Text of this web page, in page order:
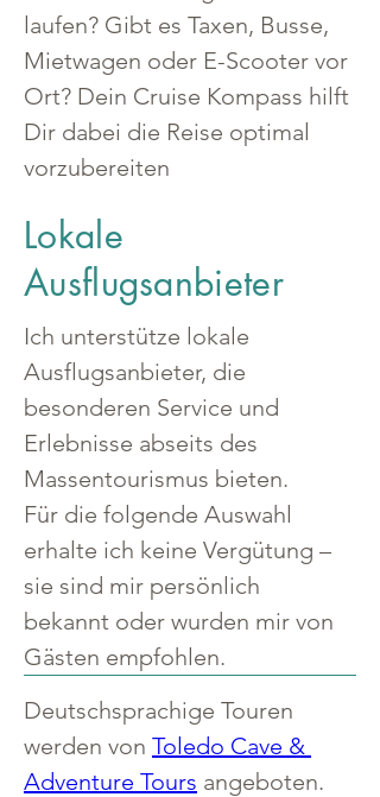
laufen? Gibt es Taxen, Busse,
Mietwagen oder E-Scooter vor
Ort? Dein Cruise Kompass hilft
Dir dabei die Reise optimal
vorzubereiten
Lokale
Ausflugsanbieter
Ich unterstütze lokale
Ausflugsanbieter, die
besonderen Service und
Erlebnisse abseits des
Massentourismus bieten.
Für die folgende Auswahl
erhalte ich keine Vergütung –
sie sind mir persönlich
bekannt oder wurden mir von
Gästen empfohlen.
Deutschsprachige Touren
werden von Toledo Cave &
Adventure Tours angeboten.